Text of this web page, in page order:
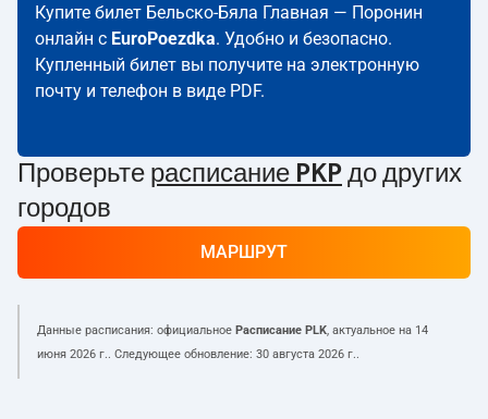
Купите билет Бельско-Бяла Главная — Поронин
онлайн с EuroPoezdka. Удобно и безопасно.
Купленный билет вы получите на электронную
почту и телефон в виде PDF.
Проверьте расписание PKP до других
городов
МАРШРУТ
Данные расписания: официальное Расписание PLK, актуальное на 14
июня 2026 г.. Следующее обновление: 30 августа 2026 г..